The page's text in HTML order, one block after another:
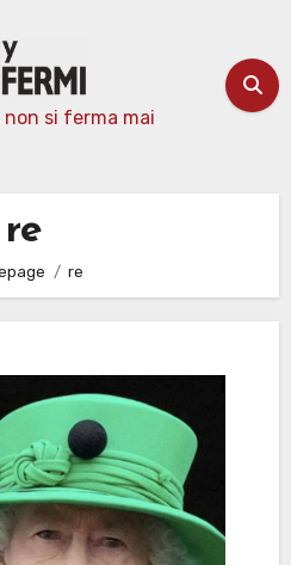
non si ferma mai
re
re